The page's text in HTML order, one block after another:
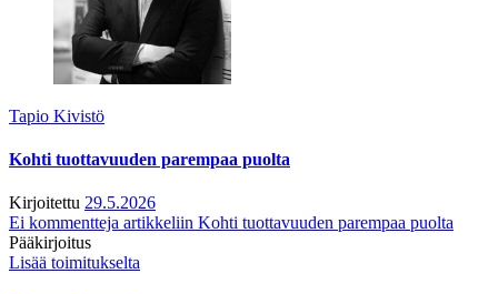
Tapio Kivistö
Kohti tuottavuuden parempaa puolta
Kirjoitettu 29.5.2026
Ei kommentteja artikkeliin Kohti tuottavuuden parempaa puolta
Pääkirjoitus
Lisää toimitukselta